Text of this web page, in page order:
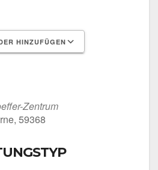
HINZUFÜGEN
Zentrum
59368